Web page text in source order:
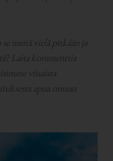
meitä vielä pitkään ja
Laita kommenttia
viisaista
apua omaan